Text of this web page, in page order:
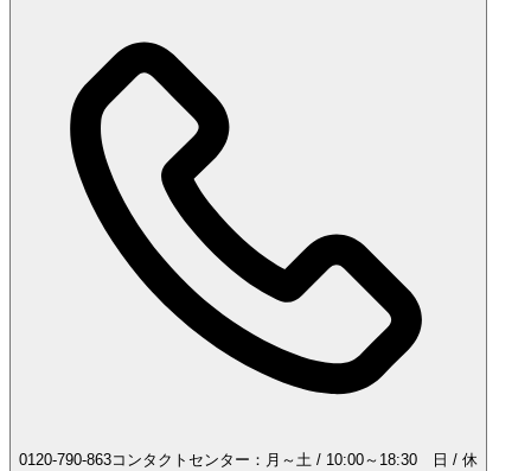
0120-790-863コンタクトセンター：月～土 / 10:00～18:30 日 / 休